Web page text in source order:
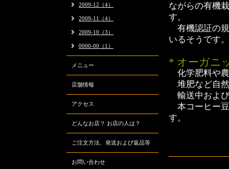
ながらの有機
す。
有機認証の
いるそうです。
* オーガニ
化学肥料や
堆肥など自
輸送中およ
本コーヒー
す。
2009-12（4）
2009-11（4）
2009-10（3）
0000-00（1）
メニュー
店舗情報
アクセス
どんなお店？ お店の人は？
ご注文方法、発送および返品等
お問い合わせ